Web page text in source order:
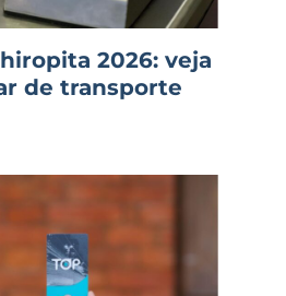
2026: veja
de transporte